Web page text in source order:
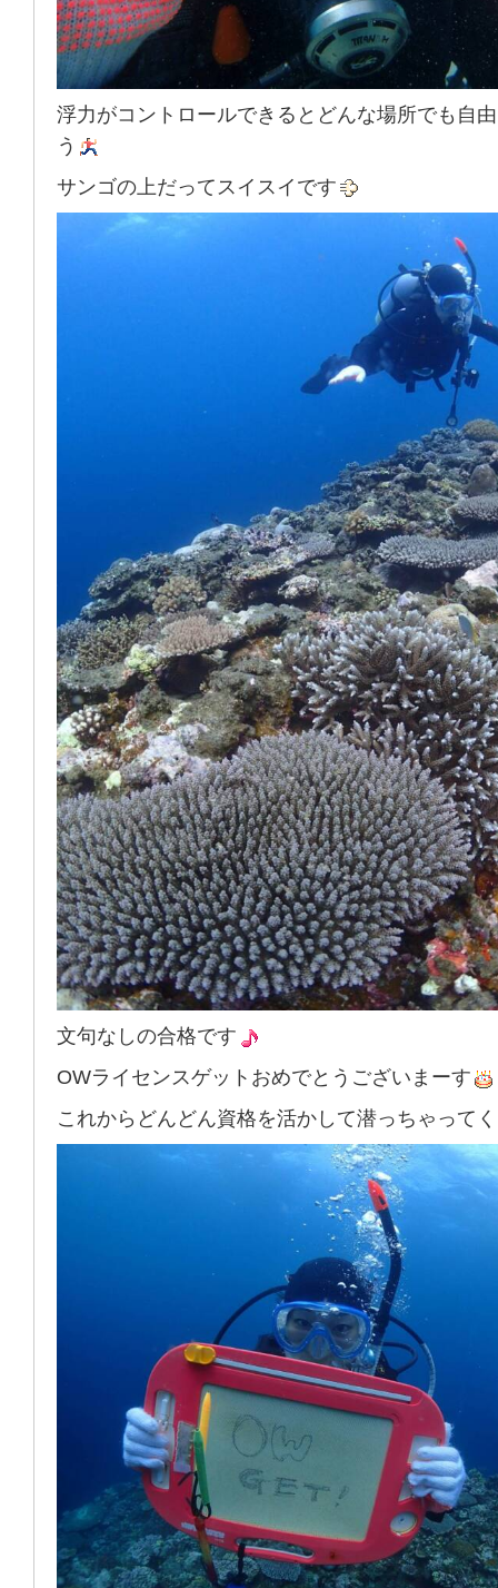
浮力がコントロールできるとどんな場所でも自
う
サンゴの上だってスイスイです
文句なしの合格です
OWライセンスゲットおめでとうございまーす
これからどんどん資格を活かして潜っちゃって